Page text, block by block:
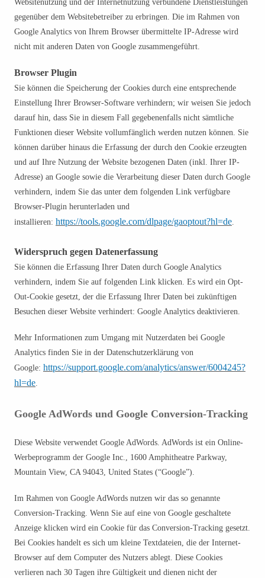
Websitenutzung und der Internetnutzung verbundene Dienstleistungen
gegenüber dem Websitebetreiber zu erbringen. Die im Rahmen von
Google Analytics von Ihrem Browser übermittelte IP-Adresse wird
nicht mit anderen Daten von Google zusammengeführt.
Browser Plugin
Sie können die Speicherung der Cookies durch eine entsprechende
Einstellung Ihrer Browser-Software verhindern; wir weisen Sie jedoch
darauf hin, dass Sie in diesem Fall gegebenenfalls nicht sämtliche
Funktionen dieser Website vollumfänglich werden nutzen können. Sie
können darüber hinaus die Erfassung der durch den Cookie erzeugten
und auf Ihre Nutzung der Website bezogenen Daten (inkl. Ihrer IP-
Adresse) an Google sowie die Verarbeitung dieser Daten durch Google
verhindern, indem Sie das unter dem folgenden Link verfügbare
Browser-Plugin herunterladen und
installieren: https://tools.google.com/dlpage/gaoptout?hl=de.
Widerspruch gegen Datenerfassung
Sie können die Erfassung Ihrer Daten durch Google Analytics
verhindern, indem Sie auf folgenden Link klicken. Es wird ein Opt-
Out-Cookie gesetzt, der die Erfassung Ihrer Daten bei zukünftigen
Besuchen dieser Website verhindert: Google Analytics deaktivieren.
Mehr Informationen zum Umgang mit Nutzerdaten bei Google
Analytics finden Sie in der Datenschutzerklärung von
Google: https://support.google.com/analytics/answer/6004245?
hl=de.
Google AdWords und Google Conversion-Tracking
Diese Website verwendet Google AdWords. AdWords ist ein Online-
Werbeprogramm der Google Inc., 1600 Amphitheatre Parkway,
Mountain View, CA 94043, United States (“Google”).
Im Rahmen von Google AdWords nutzen wir das so genannte
Conversion-Tracking. Wenn Sie auf eine von Google geschaltete
Anzeige klicken wird ein Cookie für das Conversion-Tracking gesetzt.
Bei Cookies handelt es sich um kleine Textdateien, die der Internet-
Browser auf dem Computer des Nutzers ablegt. Diese Cookies
verlieren nach 30 Tagen ihre Gültigkeit und dienen nicht der